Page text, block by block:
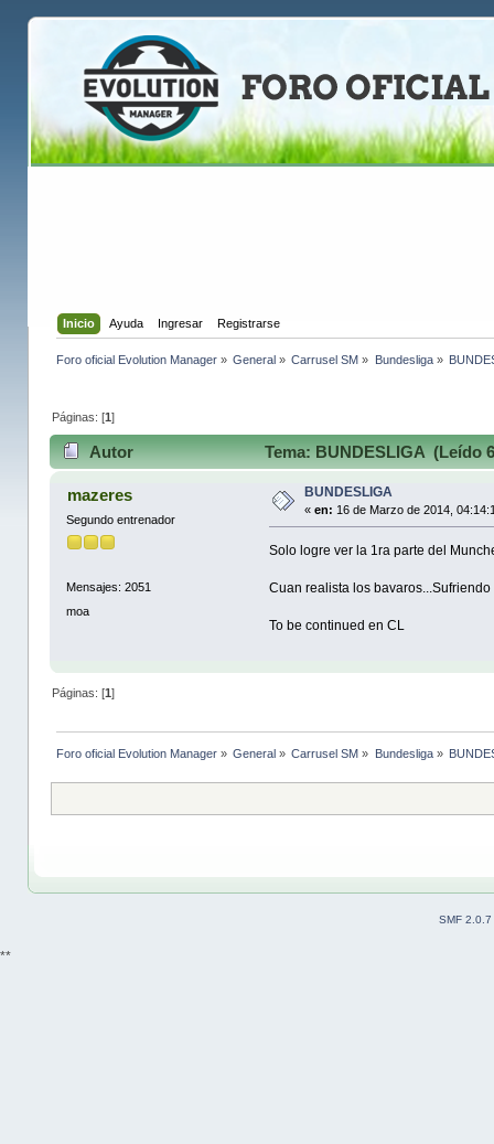
Inicio Ayuda Ingresar Registrarse
Foro oficial Evolution Manager» General » Carrusel SM » Bundesliga»
Páginas: [1]
Autor Tema: BUNDESLIGA (Leído
mazeres
Segundo entrenador
Mensajes: 2051
moa
BUNDESLIGA
«en: 16 de Marzo de 2014,
Solo logre ver la 1ra parte del
Cuan realista los
To be continued en CL
Páginas: [1]
Foro oficial Evolution Manager» General » Carrusel SM » Bundesliga»
SMF 2.0.7
**